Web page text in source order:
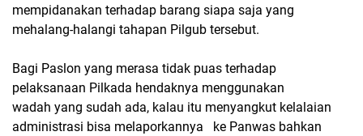
mempidanakan terhadap barang siapa saja yang
mehalang-halangi tahapan Pilgub tersebut.
Bagi Paslon yang merasa tidak puas terhadap
pelaksanaan Pilkada hendaknya menggunakan
wadah yang sudah ada, kalau itu menyangkut kelalaian
administrasi bisa melaporkannya ke Panwas bahkan